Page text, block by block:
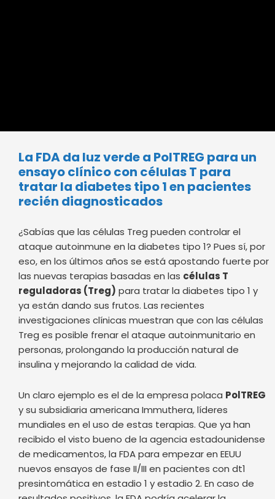
La FDA da luz verde a PolTREG para un
ensayo clínico con células T para
tratar la diabetes tipo 1 en pacientes
recién diagnosticados
¿Sabías que las células Treg pueden controlar el
ataque autoinmune en la diabetes tipo 1? Pues sí, por
eso, en los últimos años se está apostando fuerte por
las nuevas terapias basadas en las células T
reguladoras (Treg) para tratar la diabetes tipo 1 y
ya están dando sus frutos. Las recientes
investigaciones clínicas muestran que con las células
Treg es posible frenar el ataque autoinmunitario en
personas, prolongando la producción natural de
insulina y mejorando la calidad de vida.
Un claro ejemplo es el de la empresa polaca PolTREG
y su subsidiaria americana Immuthera, líderes
mundiales en el uso de estas terapias. Que ya han
recibido el visto bueno de la agencia estadounidense
de medicamentos, la FDA para empezar en EEUU
nuevos ensayos de fase II/III en pacientes con dt1
presintomática en estadio 1 y estadio 2. En caso de